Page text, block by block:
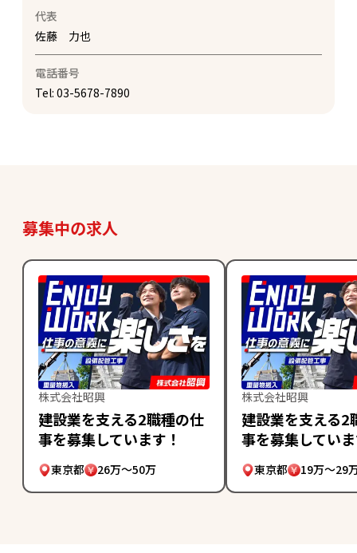
代表
佐藤 力也
電話番号
Tel: 03-5678-7890
募集中の求人
株式会社昭興
建設業を支える2職種の仕
事を募集しています！
東京都 26万～50万
株式会社昭興
建設業を支える2
事を募集してい
東京都 19万～29